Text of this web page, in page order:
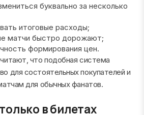
буквально за несколько
итоговые расходы;
матчи быстро дорожают;
формирования цен.
что подобная система
для состоятельных покупателей и
для обычных фанатов.
в билетах